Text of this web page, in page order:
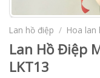
Lan hồ điệp / Hoa lan
Lan Hồ Điệp
LKT13